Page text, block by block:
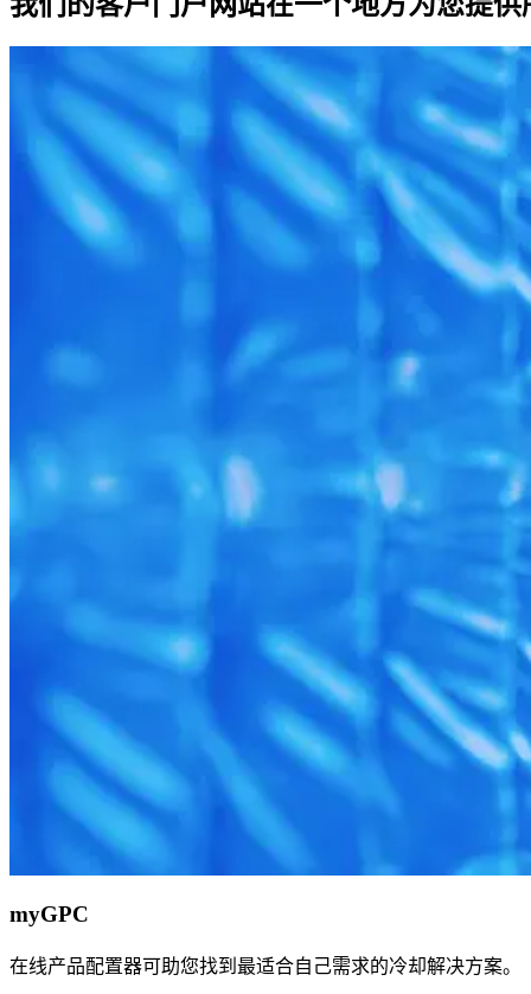
myGPC
在线产品配置器可助您找到最适合自己需求的冷却解决方案。